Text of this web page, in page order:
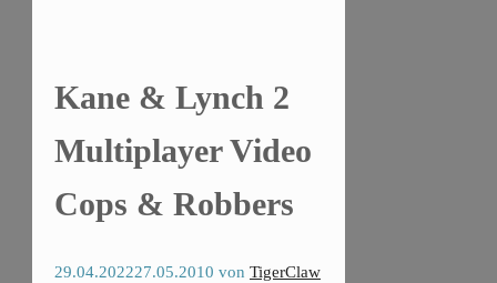
Kane & Lynch 2
Multiplayer Video
Cops & Robbers
29.04.202227.05.2010 von TigerClaw